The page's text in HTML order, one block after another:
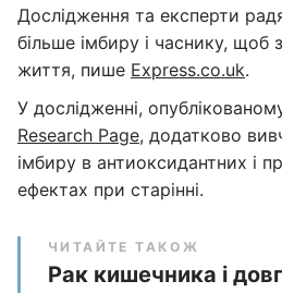
Дослідження та експерти
більше імбиру і часнику, щоб
життя, пише Express.co.uk.
У дослідженні,
Research Page, додатково
імбиру в антиоксидантних і
ефектах при старінні.
ЧИТАЙТЕ ТАКОЖ
Рак кишечника і